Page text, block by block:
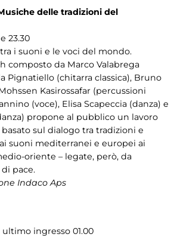
delle tradizioni del
23.30
i suoni e le voci del mondo.
composto da Marco Valabrega
Pignatiello (chitarra classica), Bruno
Kasirossafar (percussioni
(voce), Elisa Scapeccia (danza) e
propone al pubblico un lavoro
sul dialogo tra tradizioni e
suoni mediterranei e europei ai
oriente – legate, però, da
pace.
Indaco Aps
ultimo ingresso 01.00